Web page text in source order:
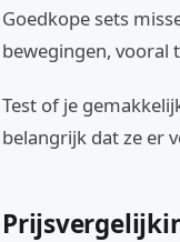
Goedkope sets
bewegingen, vooral
Test of je
belangrijk dat ze er